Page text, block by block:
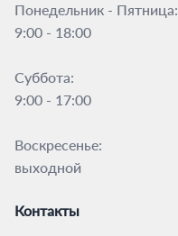
Понедельник - Пятница:
9:00 - 18:00
Суббота:
9:00 - 17:00
Воскресенье:
выходной
Контакты